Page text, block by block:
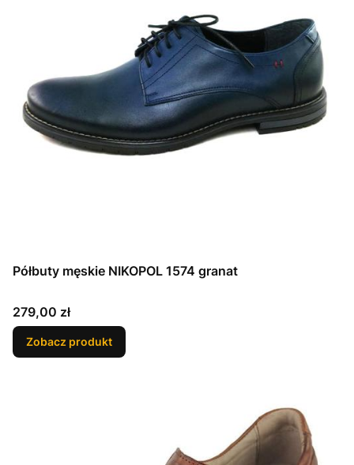
Półbuty męskie NIKOPOL 1574 granat
Cena
279,00 zł
Zobacz produkt